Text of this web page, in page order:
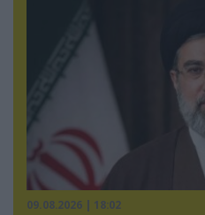
09.08.2026 | 18:02